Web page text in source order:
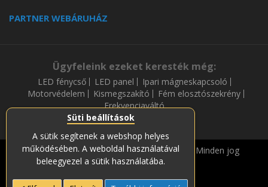
Süti beállítások
A sütik segítenek a webshop helyes
működésében. A weboldal használatával
beleegyezel a sütik használatába.
PARTNER WEBÁRUHÁZ
Ügyfeleink ezeket keresték még:
LED fénycső LED panel
Ipari mágneskapcsoló
Motorvédelem
Kismegszakító
Fém elosztószekrény
Frekvenciaváltó
Copyright © 2019-2023 Soós és Társa Zrt. Minden jog